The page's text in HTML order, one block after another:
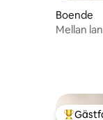
Boende
Mellan